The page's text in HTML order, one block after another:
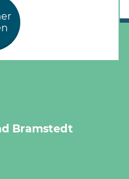
Bramstedt